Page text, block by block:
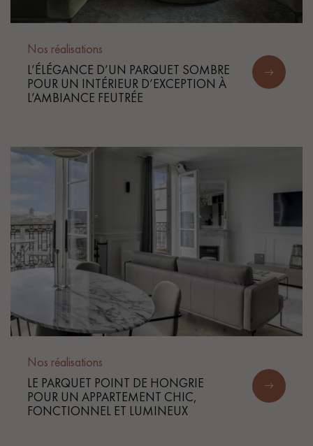
Nos réalisations
L’ÉLÉGANCE D’UN PARQUET SOMBRE
POUR UN INTÉRIEUR D’EXCEPTION À
L’AMBIANCE FEUTRÉE
Nos réalisations
LE PARQUET POINT DE HONGRIE
POUR UN APPARTEMENT CHIC,
FONCTIONNEL ET LUMINEUX